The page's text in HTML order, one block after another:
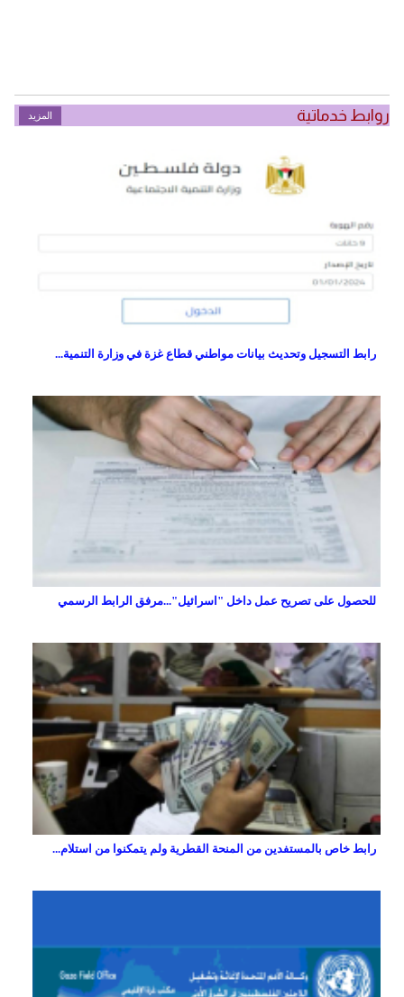
روابط خدماتية المزيد
رابط التسجيل وتحديث بيانات مواطني قطاع غزة في وزارة التنمية...
للحصول على تصريح عمل داخل "اسرائيل"...مرفق الرابط الرسمي
رابط خاص بالمستفدين من المنحة القطرية ولم يتمكنوا من استلام...